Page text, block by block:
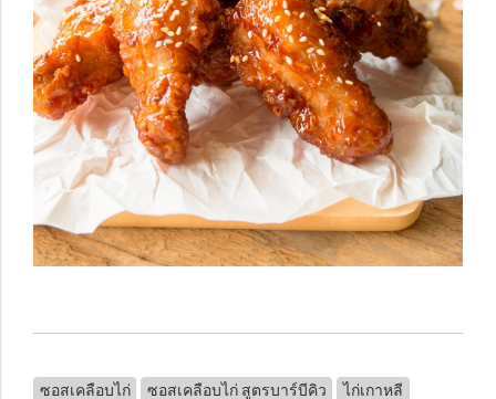
ซอสเคลือบไก่ ซอสเคลือบไก่ สูตรบาร์บีคิว ไก่เกาหลี